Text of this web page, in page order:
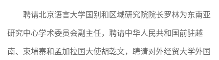
聘请北京语言大学国别和区域研究院院长罗林为东南亚
研究中心学术委员会副主任，聘请中华人民共和国前驻越
南、柬埔寨和孟加拉国大使胡乾文，聘请对外经贸大学外国